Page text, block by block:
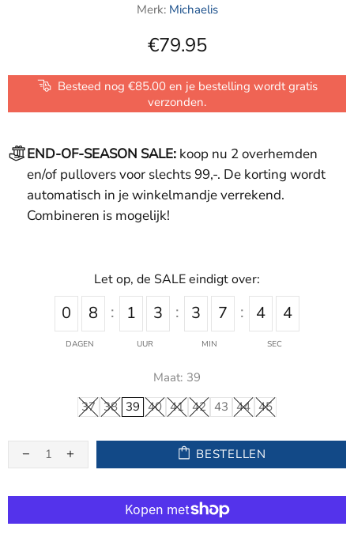
Merk: Michaelis
€79.95
Besteed nog €85.00 en je bestelling wordt gratis
verzonden.
END-OF-SEASON SALE: koop nu 2 overhemden
en/of pullovers voor slechts 99,-. De korting wordt
automatisch in je winkelmandje verrekend.
Combineren is mogelijk!
0 8
DAGEN
1 3
UUR
3 7
MIN
4 4
SEC
Let op, de SALE eindigt over:
Maat: 39
37 38 39 40 41 42 43 44 45
BESTELLEN